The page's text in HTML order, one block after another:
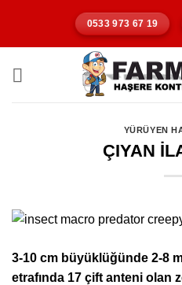
0533 973 67 19
YÜRÜYEN
ÇIYAN
3-10 cm büyüklüğünde 2-8
etrafında 17 çift anteni olan